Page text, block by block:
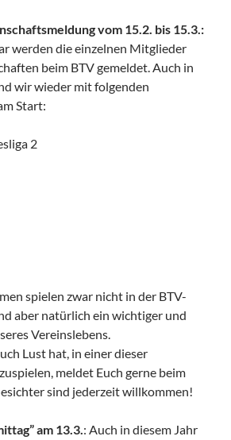
vom 15.2. bis 15.3.:
werden die einzelnen Mitglieder
beim BTV gemeldet. Auch in
wir wieder mit folgenden
Start:
2
spielen zwar nicht in der BTV-
aber natürlich ein wichtiger und
Vereinslebens.
Lust hat, in einer dieser
meldet Euch gerne beim
sind jederzeit willkommen!
am 13.3.: Auch in diesem Jahr